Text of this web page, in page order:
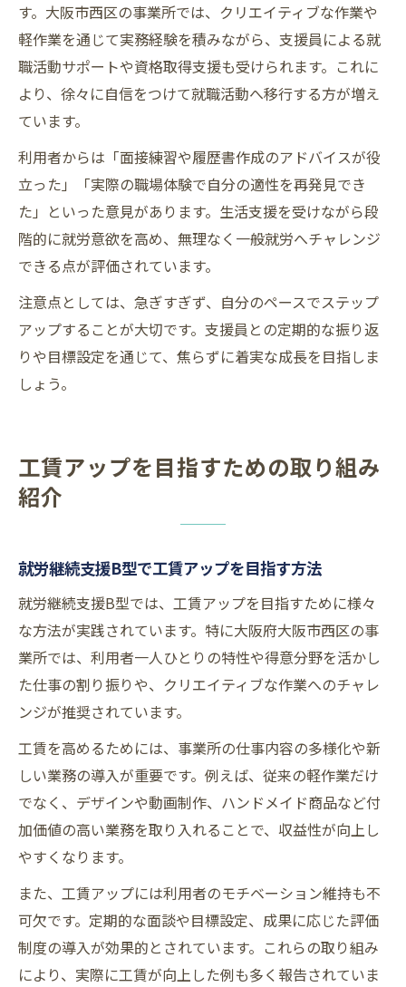
す。大阪市西区の事業所では、クリエイティブな作業や
軽作業を通じて実務経験を積みながら、支援員による就
職活動サポートや資格取得支援も受けられます。これに
より、徐々に自信をつけて就職活動へ移行する方が増え
ています。
利用者からは「面接練習や履歴書作成のアドバイスが役
立った」「実際の職場体験で自分の適性を再発見でき
た」といった意見があります。生活支援を受けながら段
階的に就労意欲を高め、無理なく一般就労へチャレンジ
できる点が評価されています。
注意点としては、急ぎすぎず、自分のペースでステップ
アップすることが大切です。支援員との定期的な振り返
りや目標設定を通じて、焦らずに着実な成長を目指しま
しょう。
工賃アップを目指すための取り組み
紹介
就労継続支援B型で工賃アップを目指す方法
就労継続支援B型では、工賃アップを目指すために様々
な方法が実践されています。特に大阪府大阪市西区の事
業所では、利用者一人ひとりの特性や得意分野を活かし
た仕事の割り振りや、クリエイティブな作業へのチャレ
ンジが推奨されています。
工賃を高めるためには、事業所の仕事内容の多様化や新
しい業務の導入が重要です。例えば、従来の軽作業だけ
でなく、デザインや動画制作、ハンドメイド商品など付
加価値の高い業務を取り入れることで、収益性が向上し
やすくなります。
また、工賃アップには利用者のモチベーション維持も不
可欠です。定期的な面談や目標設定、成果に応じた評価
制度の導入が効果的とされています。これらの取り組み
により、実際に工賃が向上した例も多く報告されていま